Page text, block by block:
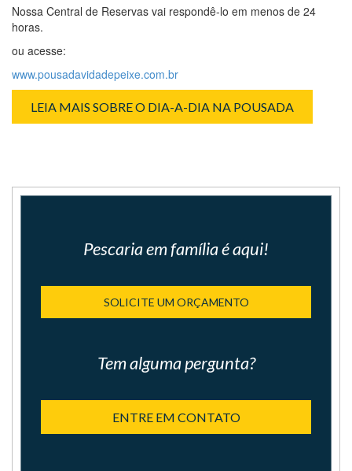
Nossa Central de Reservas vai respondê-lo em menos de 24
horas.
ou acesse:
www.pousadavidadepeixe.com.br
LEIA MAIS SOBRE O DIA-A-DIA NA POUSADA
Pescaria em família é aqui!
SOLICITE UM ORÇAMENTO
Tem alguma pergunta?
ENTRE EM CONTATO